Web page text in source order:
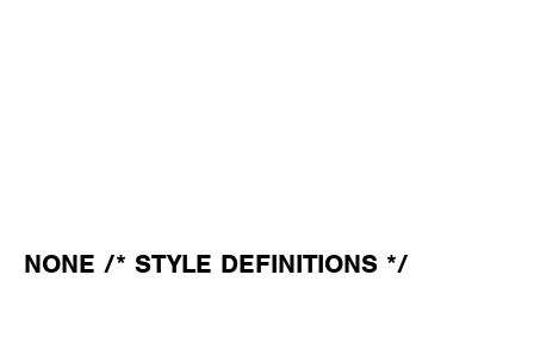
NONE /* STYLE DEFINITIONS */